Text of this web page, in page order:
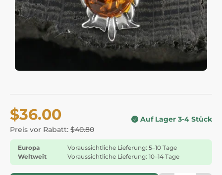
$36.00
Preis vor Rabatt: $40.80
Auf Lager 3-4 Stück
Europa
Voraussichtliche Lieferung: 5–10 Tage
Weltweit
Voraussichtliche Lieferung: 10–14 Tage